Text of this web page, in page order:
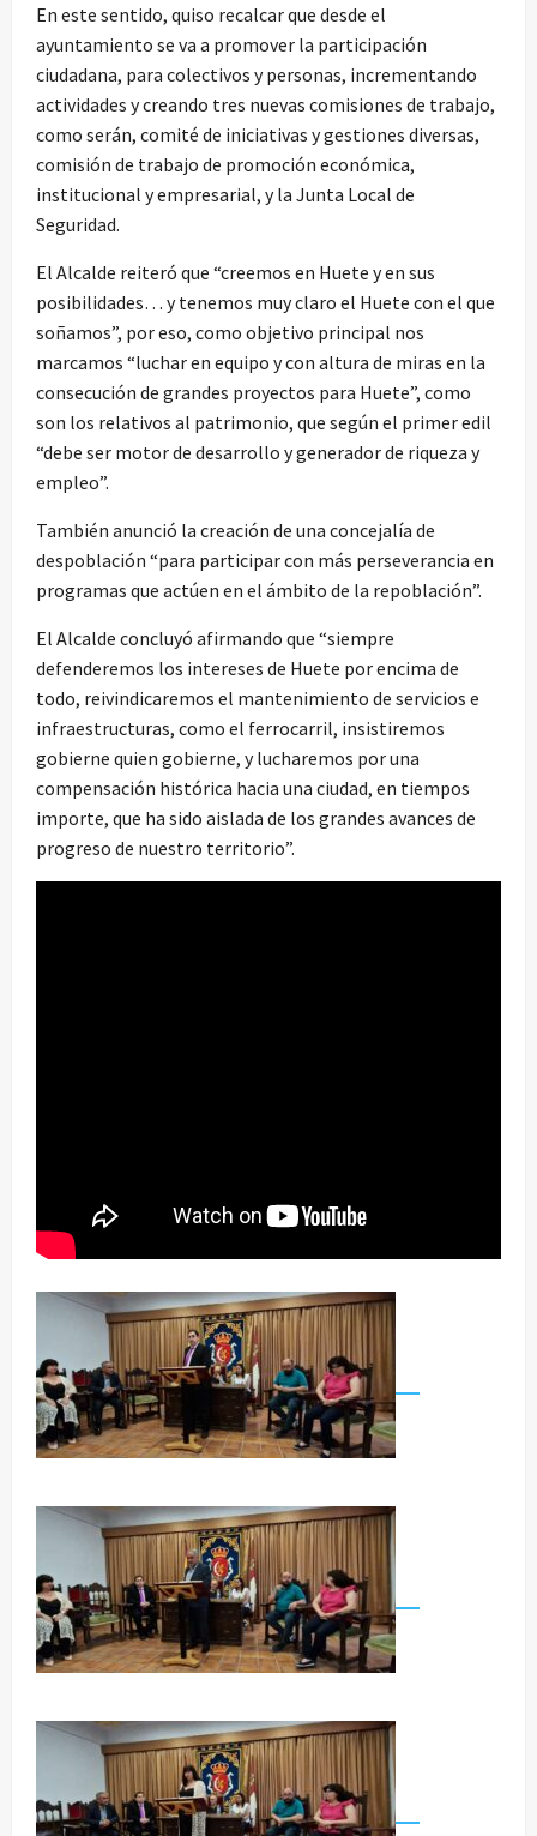
En este sentido, quiso recalcar que desde el
ayuntamiento se va a promover la participación
ciudadana, para colectivos y personas, incrementando
actividades y creando tres nuevas comisiones de trabajo,
como serán, comité de iniciativas y gestiones diversas,
comisión de trabajo de promoción económica,
institucional y empresarial, y la Junta Local de
Seguridad.
El Alcalde reiteró que “creemos en Huete y en sus
posibilidades… y tenemos muy claro el Huete con el que
soñamos”, por eso, como objetivo principal nos
marcamos “luchar en equipo y con altura de miras en la
consecución de grandes proyectos para Huete”, como
son los relativos al patrimonio, que según el primer edil
“debe ser motor de desarrollo y generador de riqueza y
empleo”.
También anunció la creación de una concejalía de
despoblación “para participar con más perseverancia en
programas que actúen en el ámbito de la repoblación”.
El Alcalde concluyó afirmando que “siempre
defenderemos los intereses de Huete por encima de
todo, reivindicaremos el mantenimiento de servicios e
infraestructuras, como el ferrocarril, insistiremos
gobierne quien gobierne, y lucharemos por una
compensación histórica hacia una ciudad, en tiempos
importe, que ha sido aislada de los grandes avances de
progreso de nuestro territorio”.